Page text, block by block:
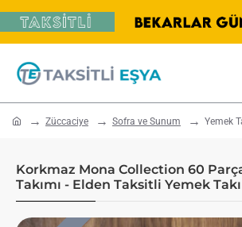
home Züccaciye Sofra ve Sunum Yemek
Korkmaz Mona Collection 60
Takımı - Elden Taksitli Yemek